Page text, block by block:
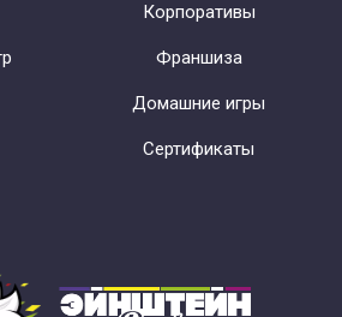
Корпоративы
Франшиза
Домашние игры
Сертификаты